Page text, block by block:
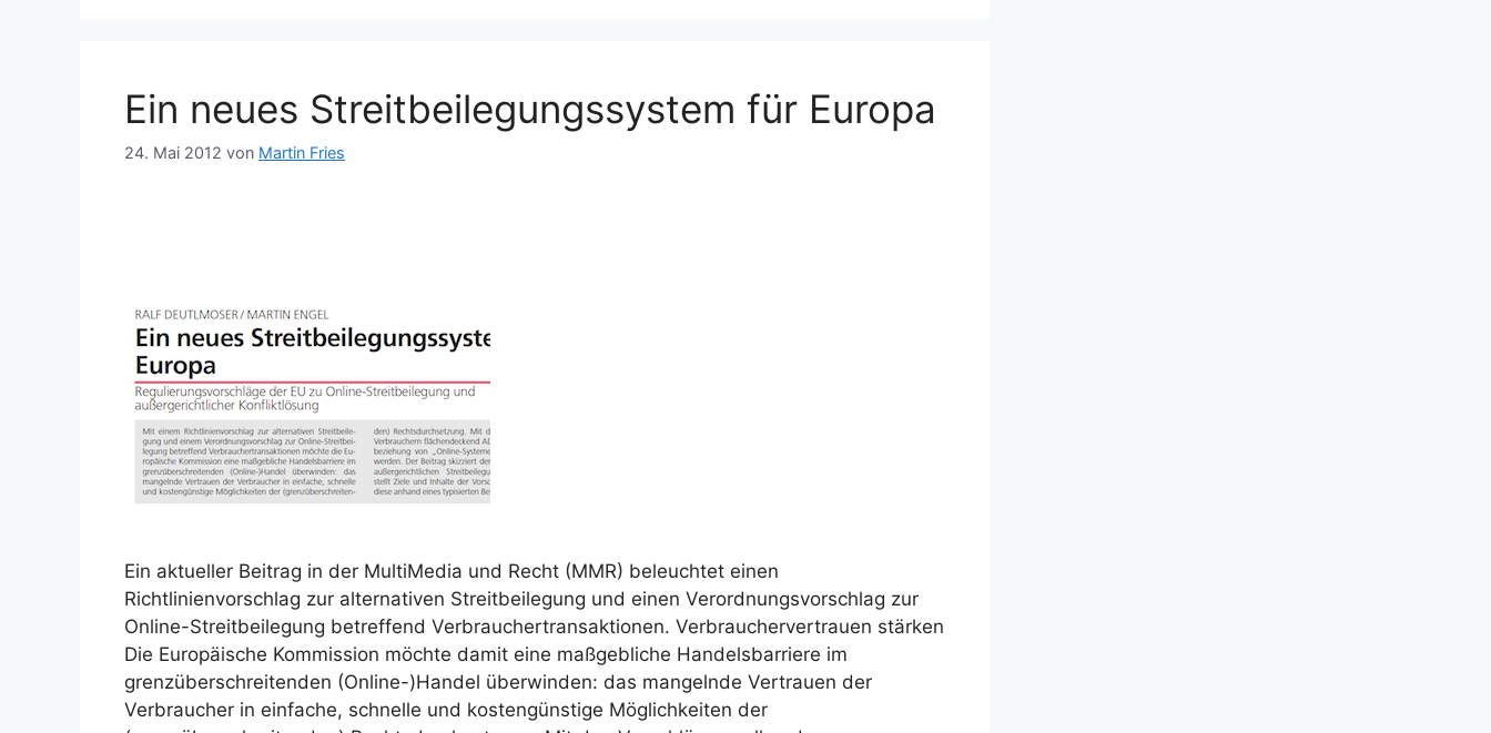
Ein neues Streitbeilegungssystem für Europa
24. Mai 2012 von Martin Fries
Ein aktueller Beitrag in der MultiMedia und Recht (MMR) beleuchtet einen
Richtlinienvorschlag zur alternativen Streitbeilegung und einen Verordnungsvorschlag zur
Online-Streitbeilegung betreffend Verbrauchertransaktionen. Verbrauchervertrauen stärken
Die Europäische Kommission möchte damit eine maßgebliche Handelsbarriere im
grenzüberschreitenden (Online-)Handel überwinden: das mangelnde Vertrauen der
Verbraucher in einfache, schnelle und kostengünstige Möglichkeiten der